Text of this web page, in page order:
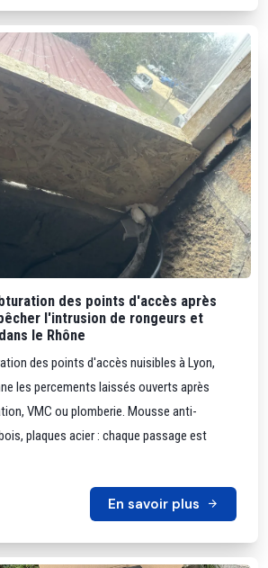
des points d'accès après
l'intrusion de rongeurs et
le Rhône
des points d'accès nuisibles à Lyon,
les percements laissés ouverts après
VMC ou plomberie. Mousse anti-
plaques acier : chaque passage est
En savoir plus